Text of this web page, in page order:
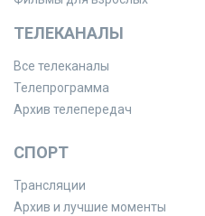
ТЕЛЕКАНАЛЫ
Все телеканалы
Телепрограмма
Архив телепередач
СПОРТ
Трансляции
Архив и лучшие моменты